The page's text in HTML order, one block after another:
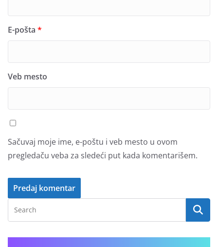
E-pošta *
Veb mesto
Sačuvaj moje ime, e-poštu i veb mesto u ovom
pregledaču veba za sledeći put kada komentarišem.